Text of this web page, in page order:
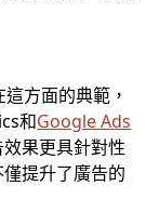
方面的典範，
和Google Ads
果更具針對性
提升了廣告的